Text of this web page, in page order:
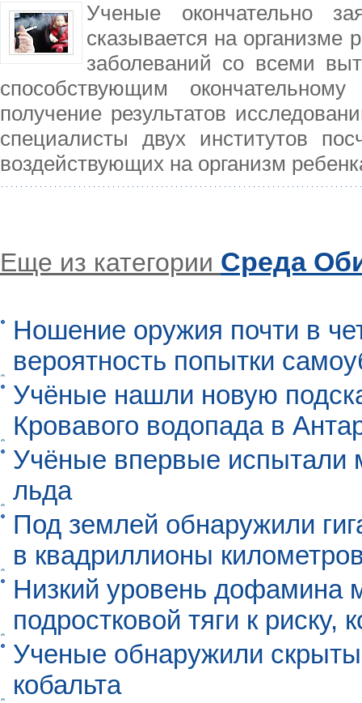
Ученые окончательно
сказывается на
заболеваний со всеми
способствующим
получение результатов
специалисты двух институтов
воздействующих на организм
Еще из категории Среда
Ношение оружия почти в
вероятность попытки
Учёные нашли новую
Кровавого водопада в
Учёные впервые испытали
льда
Под землей обнаружили
в квадриллионы
Низкий уровень дофамина
подростковой тяги к риску,
Ученые обнаружили
кобальта